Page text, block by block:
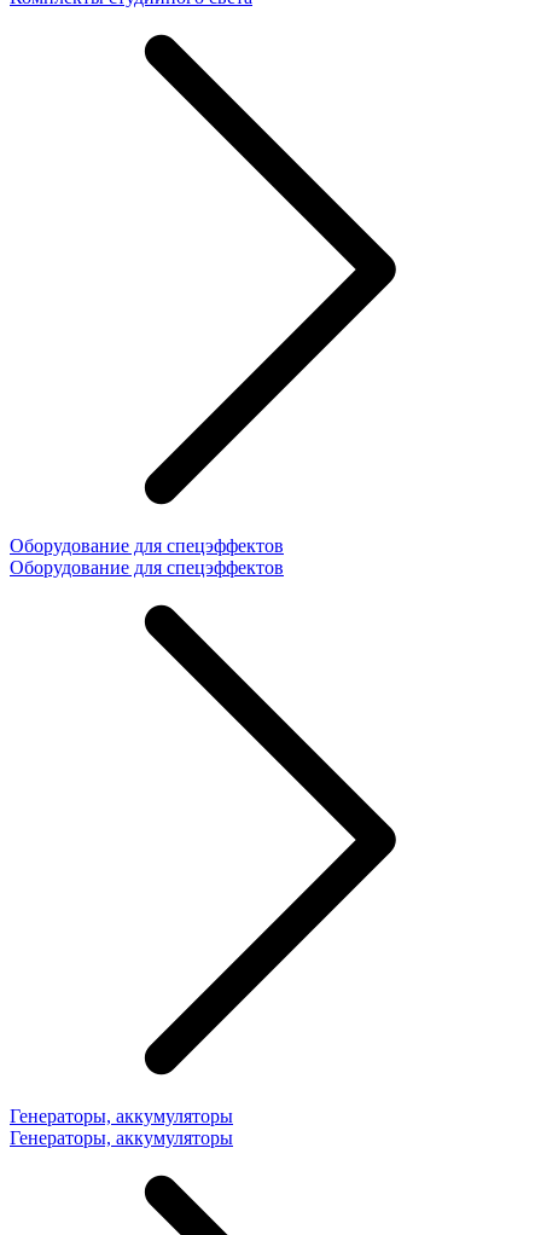
Оборудование для спецэффектов
Оборудование для спецэффектов
Генераторы, аккумуляторы
Генераторы, аккумуляторы